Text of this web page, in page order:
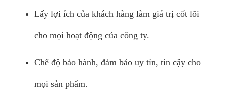
Lấy lợi ích của khách hàng làm giá trị cốt lõi
cho mọi hoạt động của công ty.
Chế độ bảo hành, đảm bảo uy tín, tin cậy cho
mọi sản phẩm.